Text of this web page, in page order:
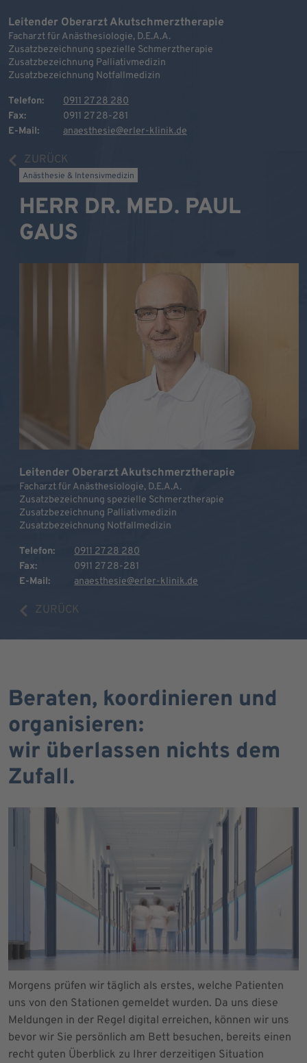
Leitender Oberarzt Akutschmerztherapie
Facharzt für Anästhesiologie, D.E.A.A.
Zusatzbezeichnung spezielle Schmerztherapie
Zusatzbezeichnung Palliativmedizin
Zusatzbezeichnung Notfallmedizin
Telefon:
0911 27 28 280
Fax:
0911 27 28-281
E-Mail:
anaesthesie@erler-klinik.de
ZURÜCK
Anästhesie & Intensivmedizin
HERR DR. MED. PAUL
GAUS
Leitender Oberarzt Akutschmerztherapie
Facharzt für Anästhesiologie, D.E.A.A.
Zusatzbezeichnung spezielle Schmerztherapie
Zusatzbezeichnung Palliativmedizin
Zusatzbezeichnung Notfallmedizin
Telefon:
0911 27 28 280
Fax:
0911 27 28-281
E-Mail:
anaesthesie@erler-klinik.de
ZURÜCK
Beraten, koordinieren und
organisieren:
wir überlassen nichts dem
Zufall.
Morgens prüfen wir täglich als erstes, welche Patienten
uns von den Stationen gemeldet wurden. Da uns diese
Meldungen in der Regel digital erreichen, können wir uns
bevor wir Sie persönlich am Bett besuchen, bereits einen
recht guten Überblick zu Ihrer derzeitigen Situation